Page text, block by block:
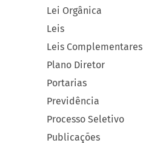
Lei Orgânica
Leis
Leis Complementares
Plano Diretor
Portarias
Previdência
Processo Seletivo
Publicações